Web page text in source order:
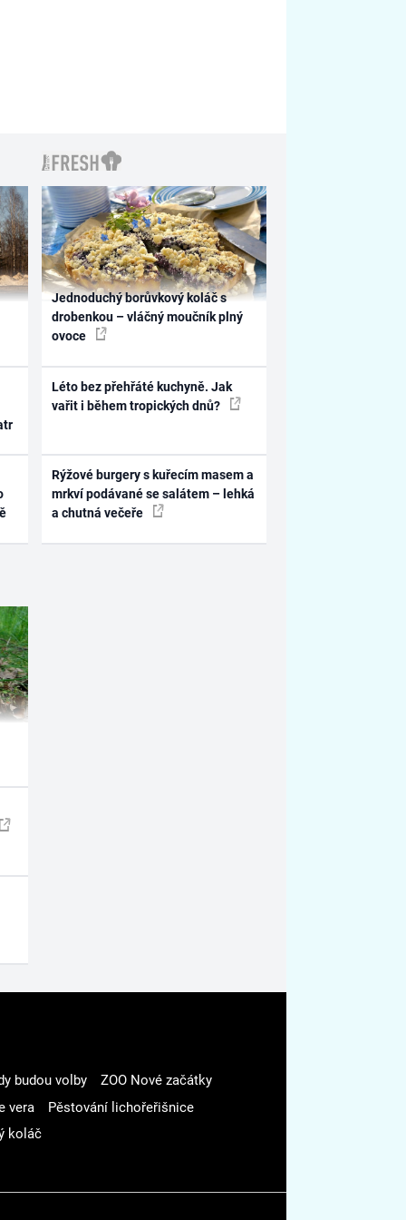
Jednoduchý borůvkový koláč s
drobenkou – vláčný moučník plný
ovoce
Léto bez přehřáté kuchyně. Jak
vařit i během tropických dnů?
Rýžové burgery s kuřecím masem a
mrkví podávané se salátem – lehká
a chutná večeře
budou volby
ZOO Nové začátky
vera
Pěstování lichořeřišnice
koláč